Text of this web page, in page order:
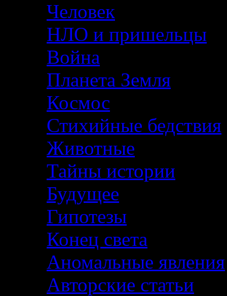
Человек
НЛО и пришельцы
Война
Планета Земля
Космос
Стихийные бедствия
Животные
Тайны истории
Будущее
Гипотезы
Конец света
Аномальные явления
Авторские статьи